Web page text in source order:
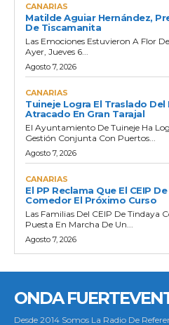
CANARIAS
Matilde Aguiar Hernández,
De Tiscamanita
Las Emociones Estuvieron A Flor
Ayer, Jueves 6...
Agosto 7, 2026
CANARIAS
Tuineje Logra El Traslado
Atracado En Gran Tarajal
El Ayuntamiento De Tuineje Ha
Gestión Conjunta Con Puertos...
Agosto 7, 2026
CANARIAS
El PP Reclama Que El CEIP
Comedor El Próximo Curso
Las Familias Del CEIP De Tindaya
Puesta En Marcha De Un...
Agosto 7, 2026
ONDA
Desde 2014 Somos La Radio De